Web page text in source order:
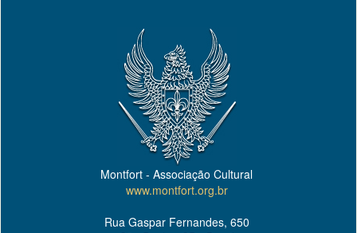
Montfort - Associação Cultural
www.montfort.org.br
Rua Gaspar Fernandes, 650